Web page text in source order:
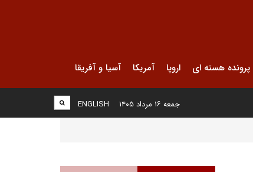
پرونده هسته ای اروپا آمریکا آسیا و آفریقا
ENGLISH جمعه ۱۶ مرداد ۱۴۰۵